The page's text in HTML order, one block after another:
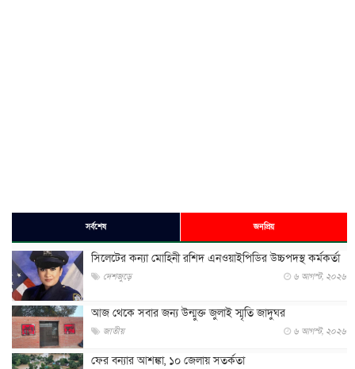
সর্বশেষ জনপ্রিয়
সিলেটের কন্যা মোহিনী রশিদ এনওয়াইপিডির উচ্চপদস্থ কর্মকর্তা
দেশজুড়ে ৬ আগস্ট, ২০২৬
আজ থেকে সবার জন্য উন্মুক্ত জুলাই স্মৃতি জাদুঘর
জাতীয় ৬ আগস্ট, ২০২৬
ফের বন্যার আশঙ্কা, ১০ জেলায় সতর্কতা